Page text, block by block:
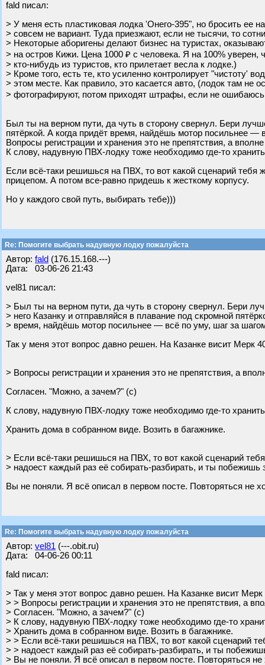
fald писал:
> У меня есть пластиковая лодка 'Онего-395", но бросить ее
> совсем не вариант. Туда приезжают, если не тысячи, то
> Некоторые аборигены делают бизнес на туристах,
> на остров Кижи. Цена 1000 ₽ с человека. Я на 100% уверен,
> кто-нибудь из туристов, кто прилетает весла к лодке.)
> Кроме того, есть те, кто усиленно контролирует "чистоту'
> этом месте. Как правило, это касается авто, (лодок там не
> фотографируют, потом приходят штрафы, если не
Был ты на верном пути, да чуть в сторону свернул. Бери
пятёркой. А когда придёт время, найдёшь мотор посильнее —
Вопросы регистрации и хранения это не препятствия, а
К слову, надувную ПВХ‑лодку тоже необходимо где‑то
Если всё‑таки решишься на ПВХ, то вот какой сценарий
прицепом. А потом все-равно придешь к жесткому корпусу.
Но у каждого свой путь, выбирать тебе)))
Re: Помогите выбрать надувную лодку пожалуйста
Автор: fald (176.15.168.---)
Дата: 03-06-26 21:43
vel81 писал:
> Был ты на верном пути, да чуть в сторону свернул. Бери
> него Казанку и отправляйся в плавание под скромной
> время, найдёшь мотор посильнее — всё по уму, шаг за
Так у меня этот вопрос давно решен. На Казанке висит Мерк
> Вопросы регистрации и хранения это не препятствия, а
Согласен. "Можно, а зачем?" (с)
К слову, надувную ПВХ‑лодку тоже необходимо где‑то
Хранить дома в собранном виде. Возить в багажнике.
> Если всё‑таки решишься на ПВХ, то вот какой сценарий
> надоест каждый раз её собирать‑разбирать, и ты побежишь
Вы не поняли. Я всё описал в первом посте. Повторяться не
Re: Помогите выбрать надувную лодку пожалуйста
Автор: vel81 (---.obit.ru)
Дата: 04-06-26 00:11
fald писал:
> Так у меня этот вопрос давно решен. На Казанке висит Мерк
> > Вопросы регистрации и хранения это не препятствия, а
> Согласен. "Можно, а зачем?" (с)
> К слову, надувную ПВХ‑лодку тоже необходимо где‑то
> Хранить дома в собранном виде. Возить в багажнике.
> > Если всё‑таки решишься на ПВХ, то вот какой сценарий
> > надоест каждый раз её собирать‑разбирать, и ты
> Вы не поняли. Я всё описал в первом посте. Повторяться не